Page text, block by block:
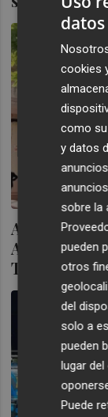
Avatel sigue
Alicante:
Torrevieja
datos
cookies
como
y datos
sobre la
pueden
otros
del
solo a
pueden
lugar
Puede